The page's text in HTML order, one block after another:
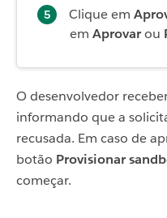
Clique em
em Aprovarou
O desenvolvedor
informando que a
recusada. Em caso de
botão Provisionar
começar.